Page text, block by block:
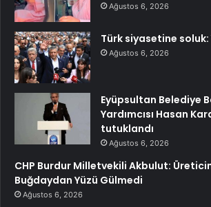
Ağustos 6, 2026
Türk siyasetine soluk:
Ağustos 6, 2026
Eyüpsultan Belediye
Yardımcısı Hasan
tutuklandı
Ağustos 6, 2026
CHP Burdur Milletvekili Akbulut:
Buğdaydan Yüzü Gülmedi
Ağustos 6, 2026